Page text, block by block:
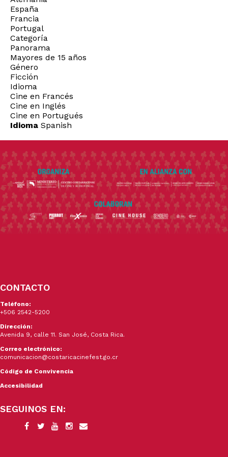
España
Francia
Portugal
Categoría
Panorama
Mayores de 15 años
Género
Ficción
Idioma
Cine en Francés
Cine en Inglés
Cine en Portugués
Idioma Spanish
CONTACTO
Teléfono:
+506 2542-5200
Dirección:
Avenida 9, calle 11. San José, Costa Rica.
Correo electrónico:
comunicacion@costaricacinefest.go.cr
Código de Convivencia
Accesibilidad
SEGUINOS EN: